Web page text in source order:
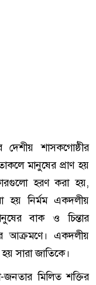
শাসকগোষ্ঠীর
মানুষের প্রাণ হয়
হরণ করা হয়,
হয় নির্মম একদলীয়
বাক ও চিন্তার
আক্রমণে। একদলীয়
সারা জাতিকে।
মিলিত শক্তির